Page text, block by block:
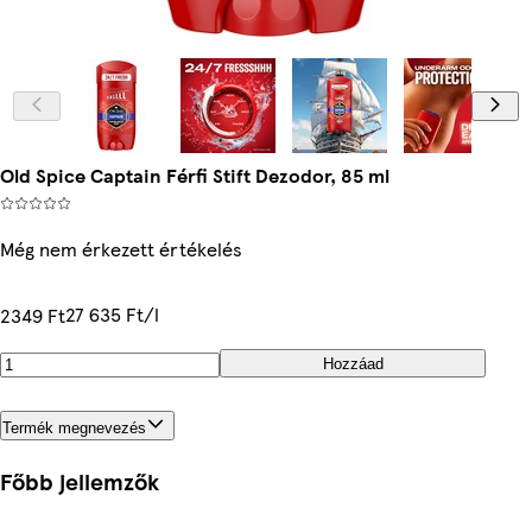
Old Spice Captain Férfi Stift Dezodor, 85 ml
Még nem érkezett értékelés
2349 Ft27 635 Ft/l
Hozzáad
Termék megnevezés
Főbb jellemzők